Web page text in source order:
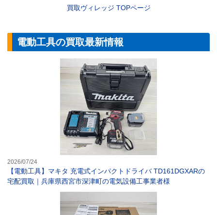
買取ヴィレッジ TOPページ
電動工具の買取最新情報
2026/07/24
【電動工具】マキタ 充電式インパクトドライバ TD161DGXARの
宅配買取｜兵庫県西宮市深津町の電気設備工事業者様